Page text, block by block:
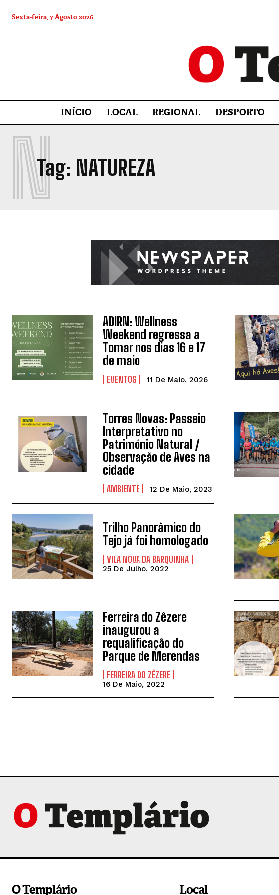
Sexta-feira, 7 Agosto 2026
INÍCIO LOCAL REGIONAL DESPORTO
Tag: NATUREZA
N
ADIRN: Wellness
Weekend regressa a
Tomar nos dias 16 e 17
de maio
EVENTOS 11 De Maio, 2026
Torres Novas: Passeio
Interpretativo no
Património Natural /
Observação de Aves na
cidade
AMBIENTE 12 De Maio, 2023
Trilho Panorâmico do
Tejo já foi homologado
VILA NOVA DA BARQUINHA
25 De Julho, 2022
Ferreira do Zêzere
inaugurou a
requalificação do
Parque de Merendas
FERREIRA DO ZÊZERE
16 De Maio, 2022
O Templário Local